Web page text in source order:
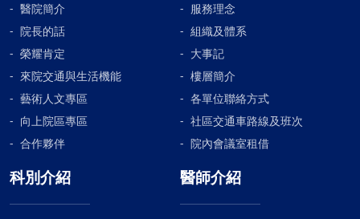
醫院簡介
服務理念
院長的話
組織及體系
榮耀肯定
大事記
來院交通與生活機能
樓層簡介
藝術人文專區
各單位聯絡方式
向上院區專區
社區交通車路線及班次
合作夥伴
院內會議室租借
科別介紹 醫師介紹